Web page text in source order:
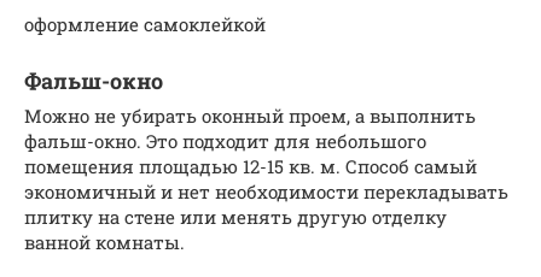
оформление самоклейкой
Фальш-окно
Можно не убирать оконный проем, а выполнить
фальш-окно. Это подходит для небольшого
помещения площадью 12-15 кв. м. Способ самый
экономичный и нет необходимости перекладывать
плитку на стене или менять другую отделку
ванной комнаты.